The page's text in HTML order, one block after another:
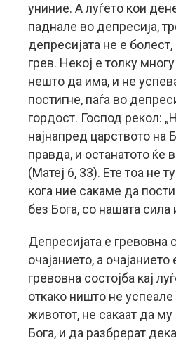
униние. А луѓето кои
паднале во депресија,
депресијата не е
грев. Некој е толку
нешто да има, и не
постигне, паѓа во
гордост. Господ рекол:
најнапред царството на
правда, и останатото ќе
(Матеј 6, 33). Ете тоа не
кога ние сакаме да
без Бога, со нашата сила
Депресијата е гревовна
очајанието, а
гревовна состојба кај
откако ништо не
животот, не сакаат да
Бога, и да разбрерат